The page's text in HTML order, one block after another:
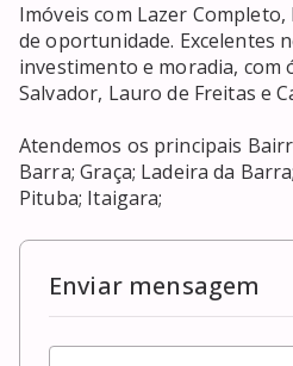
Imóveis com Lazer
de oportunidade. Excelentes
investimento e moradia, com
Salvador, Lauro de Freitas e
Atendemos os principais
Barra; Graça; Ladeira da
Pituba; Itaigara;
Enviar mensagem